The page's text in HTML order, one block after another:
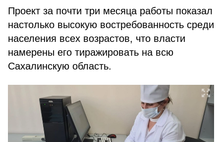
Проект за почти три месяца работы показал
настолько высокую востребованность среди
населения всех возрастов, что власти
намерены его тиражировать на всю
Сахалинскую область.